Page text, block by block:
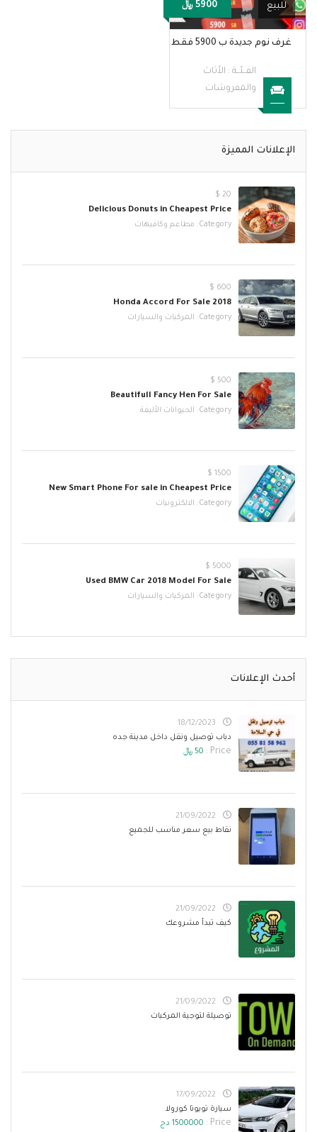
للبيع 5900 ﷼
غرف نوم جديدة ب 5900 فقط
الفــئــة : الأثاث
والمفروشات
الإعلانات المميزة
20 $
Delicious Donuts in Cheapest Price
Category: مطاعم وكافيهات
600 $
2018 Honda Accord For Sale
Category: المركبات والسيارات
500 $
Beautifull Fancy Hen For Sale
Category: الحيوانات الأليفة
1500 $
New Smart Phone For sale in Cheapest Price
Category: الالكترونيات
5000 $
Used BMW Car 2018 Model For Sale
Category: المركبات والسيارات
أحدث الإعلانات
18/12/2023
دباب توصيل ونقل داخل مدينة جده
Price : 50 ﷼
21/09/2022
نقاط بيع سعر مناسب للجميع
21/09/2022
كيف تبدأ مشروعك
21/09/2022
توصيلة لتوجية المركبات
17/09/2022
سيارة تويوتا كورولا
Price : 1500000 دج